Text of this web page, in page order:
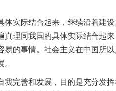
际结合起来，继续沿着建设
理同我国的具体实际结合起
的事情。社会主义在中国所
善和发展，目的是充分发挥